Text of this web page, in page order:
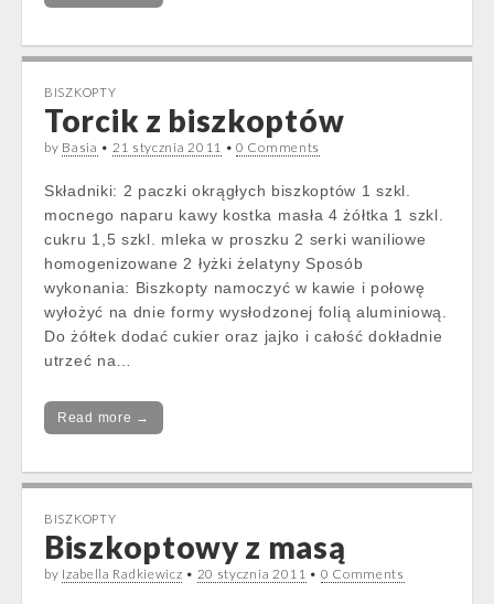
BISZKOPTY
Torcik z biszkoptów
by Basia • 21 stycznia 2011 •0 Comments
Składniki: 2 paczki okrągłych biszkoptów 1 szkl.
mocnego naparu kawy kostka masła 4 żółtka 1 szkl.
cukru 1,5 szkl. mleka w proszku 2 serki waniliowe
homogenizowane 2 łyżki żelatyny Sposób
wykonania: Biszkopty namoczyć w kawie i połowę
wyłożyć na dnie formy wysłodzonej folią aluminiową.
Do żółtek dodać cukier oraz jajko i całość dokładnie
utrzeć na…
Read more →
BISZKOPTY
Biszkoptowy z masą
by Izabella Radkiewicz • 20 stycznia 2011 • 0 Comments